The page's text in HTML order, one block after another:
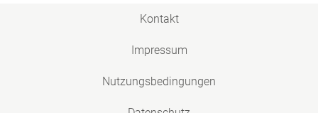
Kontakt
Impressum
Nutzungsbedingungen